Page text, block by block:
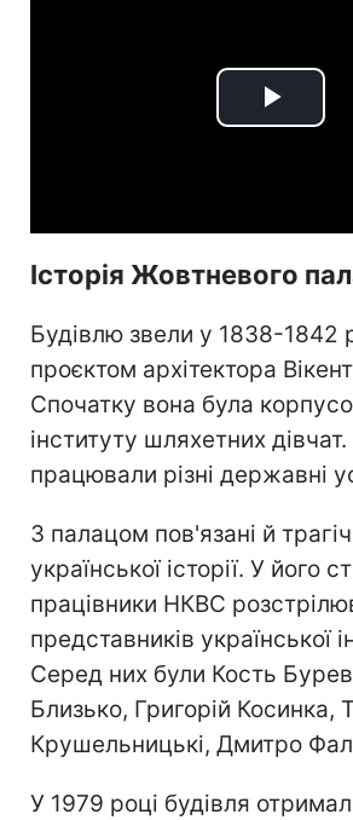
Play
Історія Жовтневого
Будівлю звели у 1838-1842
проєктом архітектора
Спочатку вона була
інституту шляхетних
працювали різні державні
З палацом пов'язані й
української історії. У його
працівники НКВС
представників української
Серед них були Кость
Близько, Григорій Косинка,
Крушельницькі, Дмитро
У 1979 році будівля